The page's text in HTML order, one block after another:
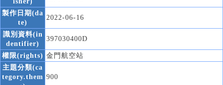
製作日期(da
te)
2022-06-16
識別資料(in
dentifier)
397030400D
權限(rights) 金門航空站
主題分類(ca
tegory.them 900